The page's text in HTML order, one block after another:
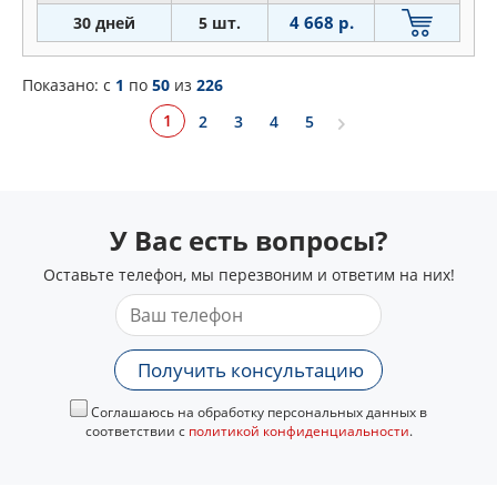
30 дней 5 шт. 4 668 р.
Показано: c 1 по 50 из 226
1
2 3 4 5
У Вас есть вопросы?
Оставьте телефон, мы перезвоним и ответим на них!
Получить консультацию
Соглашаюсь на обработку персональных данных в
соответствии с политикой конфиденциальности.